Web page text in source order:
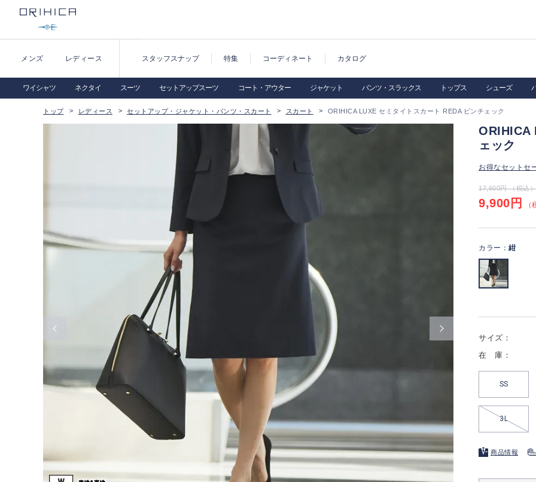
メンズ レディース スタッフスナップ 特集 コーディネート カタログ
ワイシャツ ネクタイ スーツ セットアップスーツ コート・アウター ジャケット パンツ・スラックス トップス シューズ
トップ レディース セットアップ・ジャケット・パンツ・スカート スカート ORIHICA LUXE セミタイトスカート REDA ピンチェック
ORIHICA
ェック
お得なセットセ
17,600円 （税込）
9,900円 （
カラー： 紺
サイズ：
在 庫：
SS
3L
商品情報